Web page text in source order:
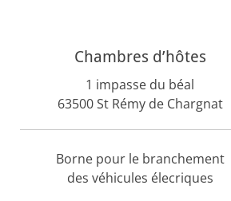
Chambres d’hôtes
1 impasse du béal
63500 St Rémy de Chargnat
Borne pour le branchement
des véhicules élecriques